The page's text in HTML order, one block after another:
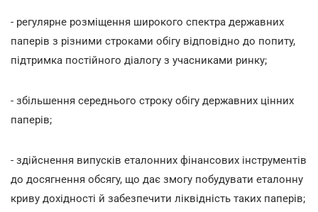
- регулярне розміщення широкого спектра державних
паперів з різними строками обігу відповідно до попиту,
підтримка постійного діалогу з учасниками ринку;
- збільшення середнього строку обігу державних цінних
паперів;
- здійснення випусків еталонних фінансових інструментів
до досягнення обсягу, що дає змогу побудувати еталонну
криву дохідності й забезпечити ліквідність таких паперів;